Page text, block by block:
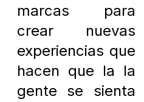
marcas para
crear nuevas
experiencias que
hacen que la la
gente se sienta